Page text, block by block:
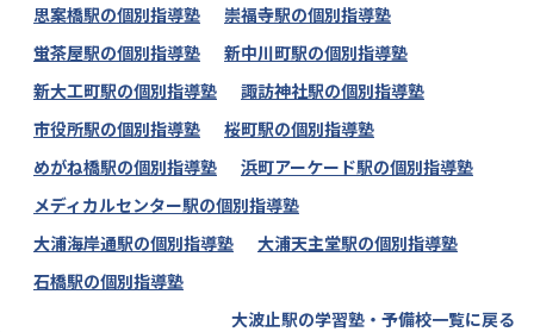
思案橋駅の個別指導塾
崇福寺駅の個別指導塾
蛍茶屋駅の個別指導塾
新中川町駅の個別指導塾
新大工町駅の個別指導塾
諏訪神社駅の個別指導塾
市役所駅の個別指導塾
桜町駅の個別指導塾
めがね橋駅の個別指導塾
浜町アーケード駅の個別指導塾
メディカルセンター駅の個別指導塾
大浦海岸通駅の個別指導塾
大浦天主堂駅の個別指導塾
石橋駅の個別指導塾
大波止駅の学習塾・予備校一覧に戻る